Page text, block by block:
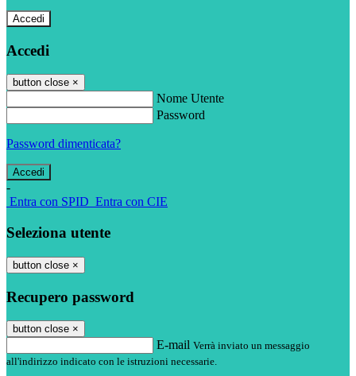
Accedi
Accedi
button close ×
Nome Utente
Password
Password dimenticata?
-
Entra con SPID Entra con CIE
Seleziona utente
button close ×
Recupero password
button close ×
E-mail Verrà inviato un messaggio
all'indirizzo indicato con le istruzioni necessarie.